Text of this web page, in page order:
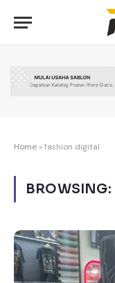
Home »fashion digital
BROWSING: